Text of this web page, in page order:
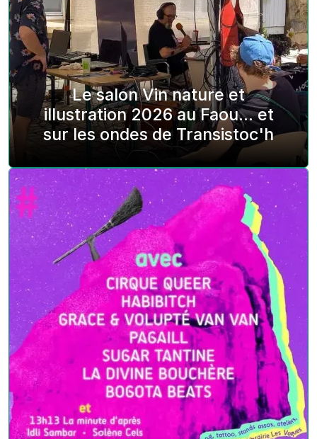
Le salon Vin nature et
illustration 2026 au Faou... et
sur les ondes de Transistoc'h